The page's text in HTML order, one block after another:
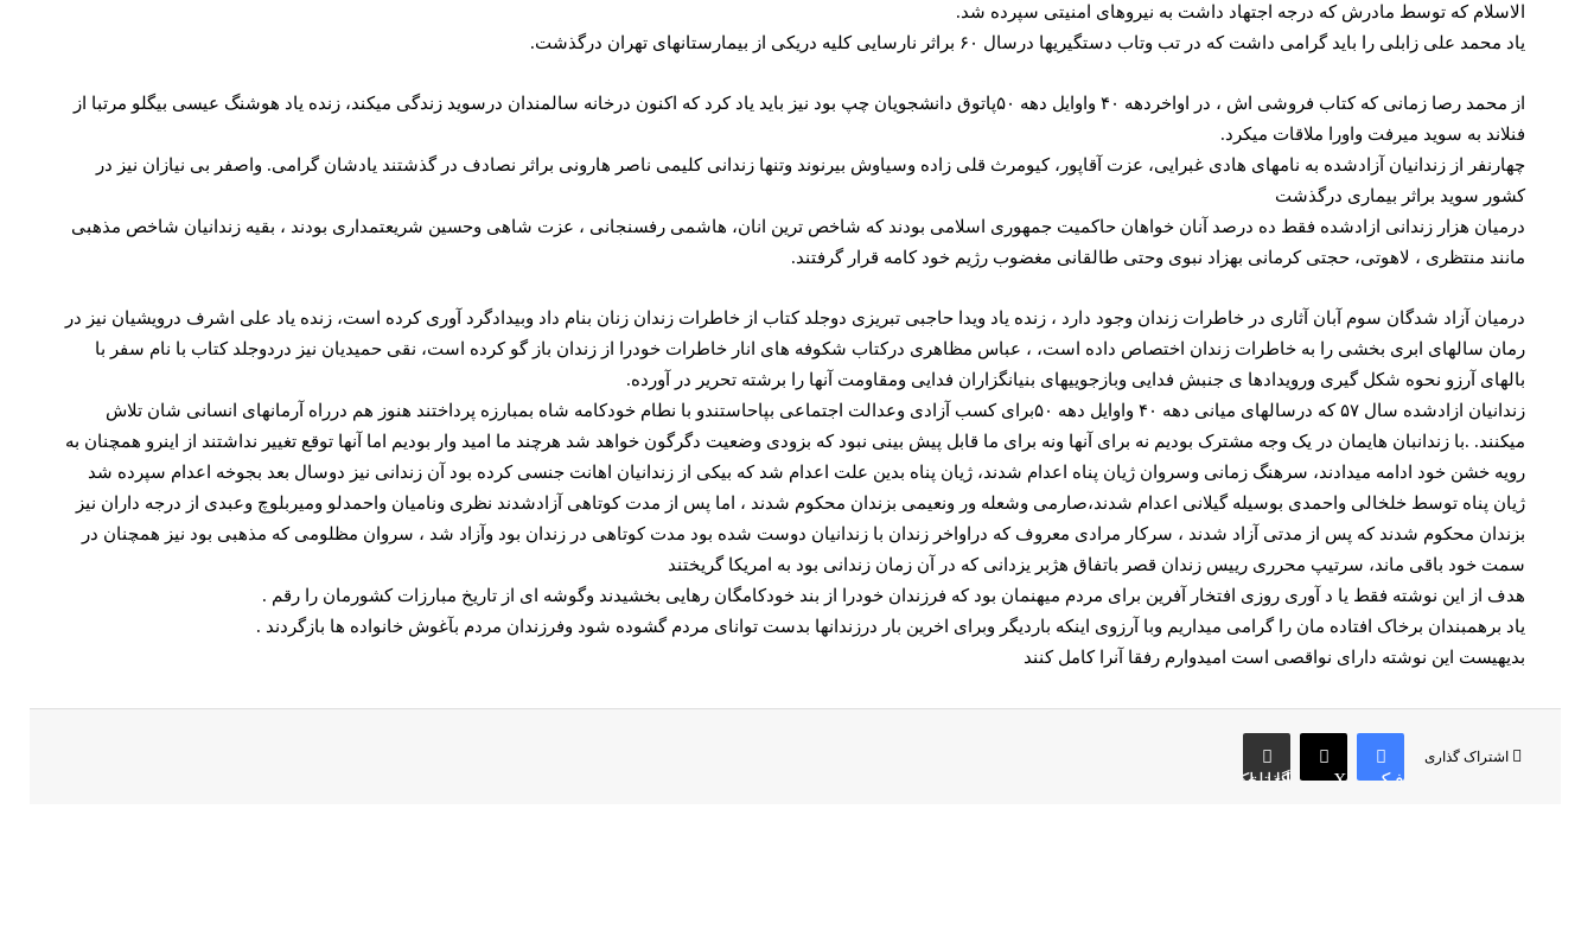
الاسلام که توسط مادرش که درجه اجتهاد داشت به نیروهای امنیتی سپرده شد.
یاد محمد علی زابلی را باید گرامی داشت که در تب وتاب دستگیریها درسال ۶۰ براثر نارسایی کلیه دریکی از بیمارستانهای تهران درگذشت.
از محمد رصا زمانی که کتاب فروشی اش ، در اواخردهه ۴۰ واوایل دهه ۵۰پاتوق دانشجویان چپ بود نیز باید یاد کرد که اکنون درخانه سالمندان درسوید زندگی میکند، زنده یاد هوشنگ عیسی بیگلو مرتبا از
فنلاند به سوید میرفت واورا ملاقات میکرد.
چهارنفر از زندانیان آزادشده به نامهای هادی غبرایی، عزت آقاپور، کیومرث قلی زاده وسیاوش بیرنوند وتنها زندانی کلیمی ناصر هارونی براثر نصادف در گذشتند یادشان گرامی. واصفر بی نیازان نیز در
کشور سوید براثر بیماری درگذشت
درمیان هزار زندانی ازادشده فقط ده درصد آنان خواهان حاکمیت جمهوری اسلامی بودند که شاخص ترین انان، هاشمی رفسنجانی ، عزت شاهی وحسین شریعتمداری بودند ، بقیه زندانیان شاخص مذهبی
مانند منتظری ، لاهوتی، حجتی کرمانی بهزاد نبوی وحتی طالقانی مغضوب رژیم خود کامه قرار گرفتند.
درمیان آزاد شدگان سوم آبان آثاری در خاطرات زندان وجود دارد ، زنده یاد ویدا حاجبی تبریزی دوجلد کتاب از خاطرات زندان زنان بنام داد وبیدادگرد آوری کرده است، زنده یاد علی اشرف درویشیان نیز در
رمان سالهای ابری بخشی را به خاطرات زندان اختصاص داده است، ، عباس مظاهری درکتاب شکوفه های انار خاطرات خودرا از زندان باز گو کرده است، نقی حمیدیان نیز دردوجلد کتاب با نام سفر با
بالهای آرزو نحوه شکل گیری ورویدادها ی جنبش فدایی وبازجوییهای بنیانگزاران فدایی ومقاومت آنها را برشته تحریر در آورده.
زندانیان ازادشده سال ۵۷ که درسالهای میانی دهه ۴۰ واوایل دهه ۵۰برای کسب آزادی وعدالت اجتماعی بپاحاستندو با نطام خودکامه شاه بمبارزه پرداختند هنوز هم درراه آرمانهای انسانی شان تلاش
میکنند. .با زندانبان هایمان در یک وجه مشترک بودیم نه برای آنها ونه برای ما قابل پیش بینی نبود که بزودی وضعیت دگرگون خواهد شد هرچند ما امید وار بودیم اما آنها توقع تغییر نداشتند از اینرو همچنان به
رویه خشن خود ادامه میدادند، سرهنگ زمانی وسروان ژیان پناه اعدام شدند، ژیان پناه بدین علت اعدام شد که بیکی از زندانیان اهانت جنسی کرده بود آن زندانی نیز دوسال بعد بجوخه اعدام سپرده شد
ژیان پناه توسط خلخالی واحمدی بوسیله گیلانی اعدام شدند،صارمی وشعله ور ونعیمی بزندان محکوم شدند ، اما پس از مدت کوتاهی آزادشدند نظری ونامیان واحمدلو ومیربلوچ وعبدی از درجه داران نیز
بزندان محکوم شدند که پس از مدتی آزاد شدند ، سرکار مرادی معروف که دراواخر زندان با زندانیان دوست شده بود مدت کوتاهی در زندان بود وآزاد شد ، سروان مظلومی که مذهبی بود نیز همچنان در
سمت خود باقی ماند، سرتیپ محرری رییس زندان قصر باتفاق هژبر یزدانی که در آن زمان زندانی بود به امریکا گریختند
هدف از این نوشته فقط یا د آوری روزی افتخار آفرین برای مردم میهنمان بود که فرزندان خودرا از بند خودکامگان رهایی بخشیدند وگوشه ای از تاریخ مبارزات کشورمان را رقم .
یاد برهمبندان برخاک افتاده مان را گرامی میداریم وبا آرزوی اینکه باردیگر وبرای اخرین بار درزندانها بدست توانای مردم گشوده شود وفرزندان مردم بآغوش خانواده ها بازگردند .
بدیهیست این نوشته دارای نواقصی است امیدوارم رفقا آنرا کامل کنند
اشتراک گذاری
فیس بوک X اشتراک گذاری از طریق ایمیل